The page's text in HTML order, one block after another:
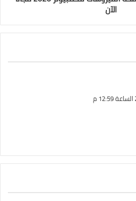
الآن